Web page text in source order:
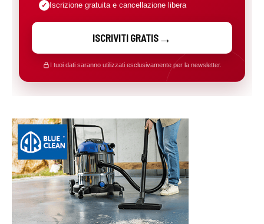
Iscrizione gratuita e cancellazione libera
ISCRIVITI GRATIS
I tuoi dati saranno utilizzati esclusivamente per la newsletter.